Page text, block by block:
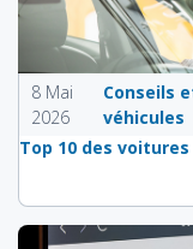
8 Mai
2026
Conseils
véhicules
Top 10 des